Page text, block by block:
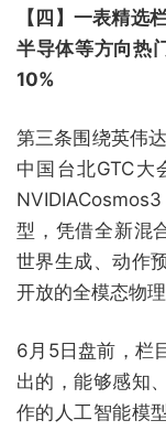
【四】一表精选
半导体等方向热
10%
第三条围绕英伟
中国台北GTC
型，凭借全新混
世界生成、动作
开放的全模态物
6月5日盘前，栏
出的，能够感知
作的人工智能模